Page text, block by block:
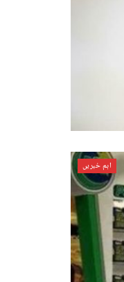
اہم خبریں